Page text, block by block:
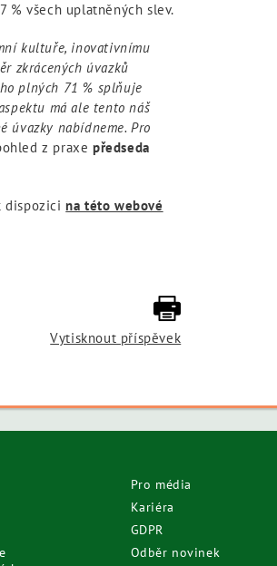
% všech uplatněných slev.
kultuře, inovativnímu
zkrácených úvazků
plných 71 % splňuje
má ale tento náš
úvazky nabídneme. Pro
z praxepředseda
dispozicina této webové
Vytisknout příspěvek
Pro média
Kariéra
GDPR
Odběr novinek